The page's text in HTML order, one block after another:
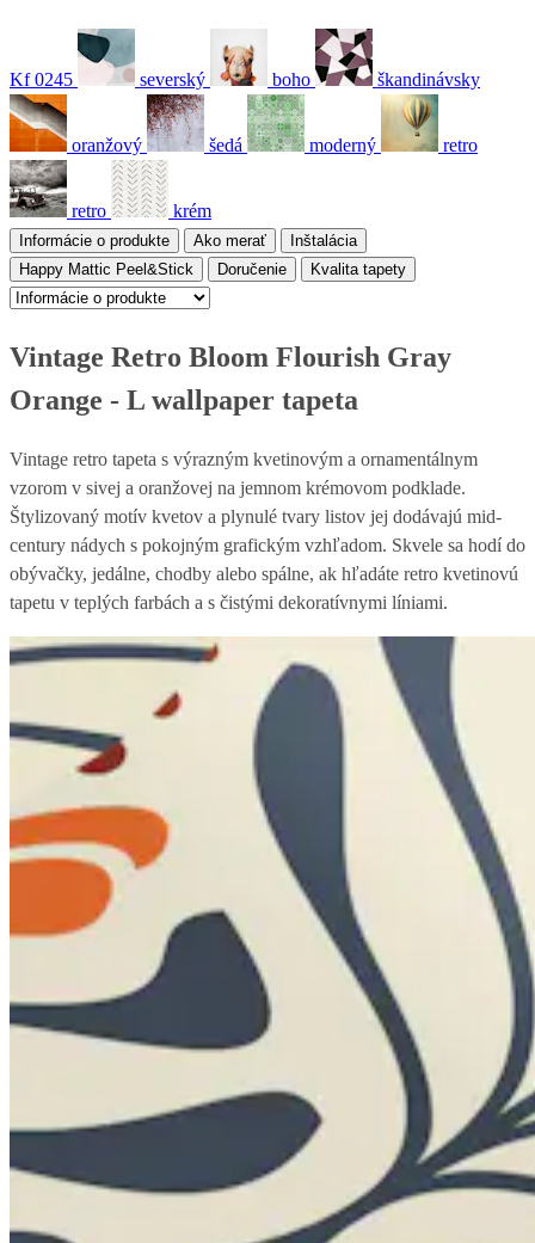
Kf 0245 severský boho škandinávsky
oranžový šedá moderný retro
retro krém
Informácie o produkte Ako merať
Inštalácia
Happy Mattic Peel&Stick
Doručenie Kvalita tapety
Vintage Retro Bloom Flourish Gray
Orange - L wallpaper tapeta
Vintage retro tapeta s výrazným kvetinovým a ornamentálnym
vzorom v sivej a oranžovej na jemnom krémovom podklade.
Štylizovaný motív kvetov a plynulé tvary listov jej dodávajú mid-
century nádych s pokojným grafickým vzhľadom. Skvele sa hodí do
obývačky, jedálne, chodby alebo spálne, ak hľadáte retro kvetinovú
tapetu v teplých farbách a s čistými dekoratívnymi líniami.